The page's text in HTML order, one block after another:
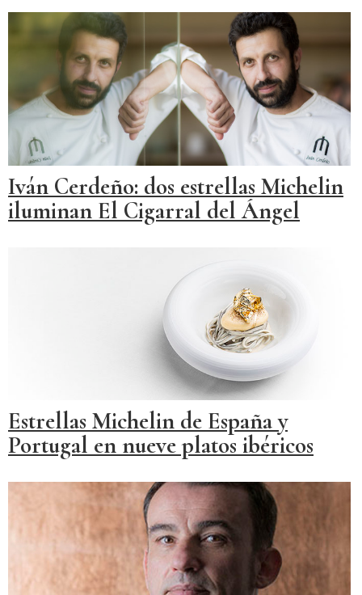
Iván Cerdeño: dos estrellas Michelin
iluminan El Cigarral del Ángel
Estrellas Michelin de España y
Portugal en nueve platos ibéricos